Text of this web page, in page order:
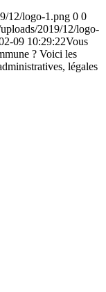
12/logo-1.png 0 0
2019/12/logo-
09 10:29:22Vous
? Voici les
légales